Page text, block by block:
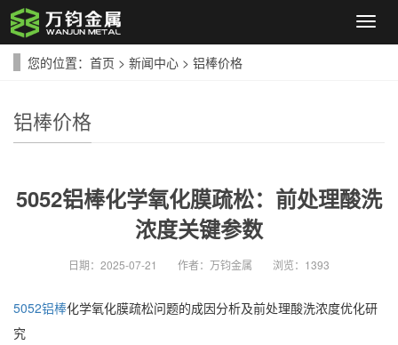
导
航
您的位置： 首页 > 新闻中心 > 铝棒价格
铝棒价格
5052铝棒化学氧化膜疏松：前处理酸洗
浓度关键参数
日期： 2025-07-21 作者： 万钧金属 浏览： 1393
5052铝棒化学氧化膜疏松问题的成因分析及前处理酸洗浓度优化研
究